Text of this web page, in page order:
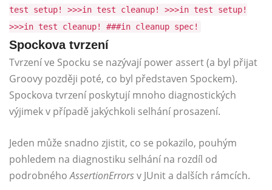
test setup! >>>in test cleanup! >>>in test setup!
>>>in test cleanup! ###in cleanup spec!
Spockova tvrzení
Tvrzení ve Spocku se nazývají power assert (a byl přijat
Groovy později poté, co byl představen Spockem).
Spockova tvrzení poskytují mnoho diagnostických
výjimek v případě jakýchkoli selhání prosazení.
Jeden může snadno zjistit, co se pokazilo, pouhým
pohledem na diagnostiku selhání na rozdíl od
podrobnéhoAssertionErrorsv JUnit a dalších rámcích.